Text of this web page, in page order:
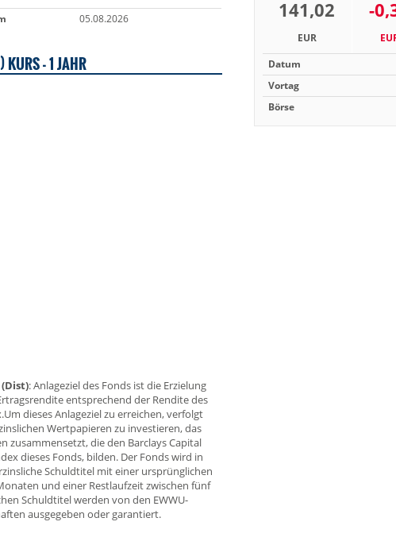
05.08.2026
KURS - 1 JAHR
(Dist): Anlageziel des Fonds ist die Erzielung
entsprechend der Rendite des
dieses Anlageziel zu erreichen, verfolgt
Wertpapieren zu investieren, das
zusammensetzt, die den Barclays Capital
dieses Fonds, bilden. Der Fonds wird in
Schuldtitel mit einer ursprünglichen
und einer Restlaufzeit zwischen fünf
Schuldtitel werden von den EWWU-
ausgegeben oder garantiert.
141,02
EUR
-
Datum
Vortag
Börse